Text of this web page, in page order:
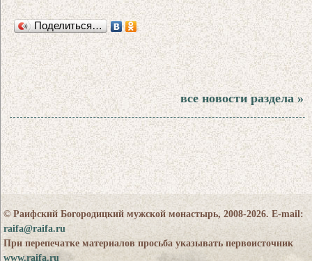
Поделиться…
все новости раздела »
© Раифский Богородицкий мужской монастырь, 2008-2026. E-mail:
raifa@raifa.ru
При перепечатке материалов просьба указывать первоисточник
www.raifa.ru